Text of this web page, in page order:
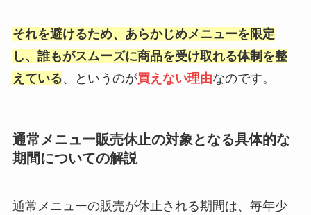
それを避けるため、あらかじめメニューを限定
し、誰もがスムーズに商品を受け取れる体制を整
えている、というのが買えない理由なのです。
通常メニュー販売休止の対象となる具体的な
期間についての解説
通常メニューの販売が休止される期間は、毎年少